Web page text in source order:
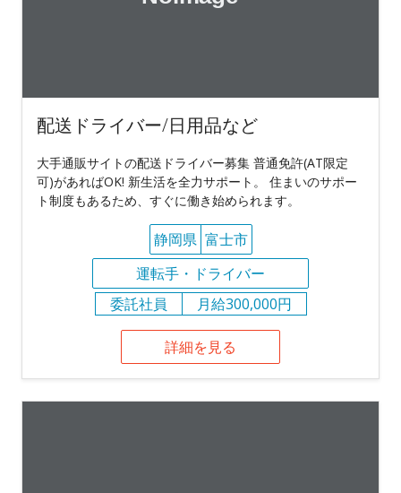
配送ドライバー/日用品など
大手通販サイトの配送ドライバー募集 普通免許(AT限定
可)があればOK! 新生活を全力サポート。 住まいのサポー
ト制度もあるため、すぐに働き始められます。
静岡県 富士市
運転手・ドライバー
委託社員
月給300,000円
詳細を見る